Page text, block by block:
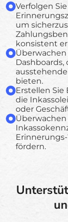
Verfolgen
um
konsistent
bieten.
Erstellen Sie
die
oder
fördern.